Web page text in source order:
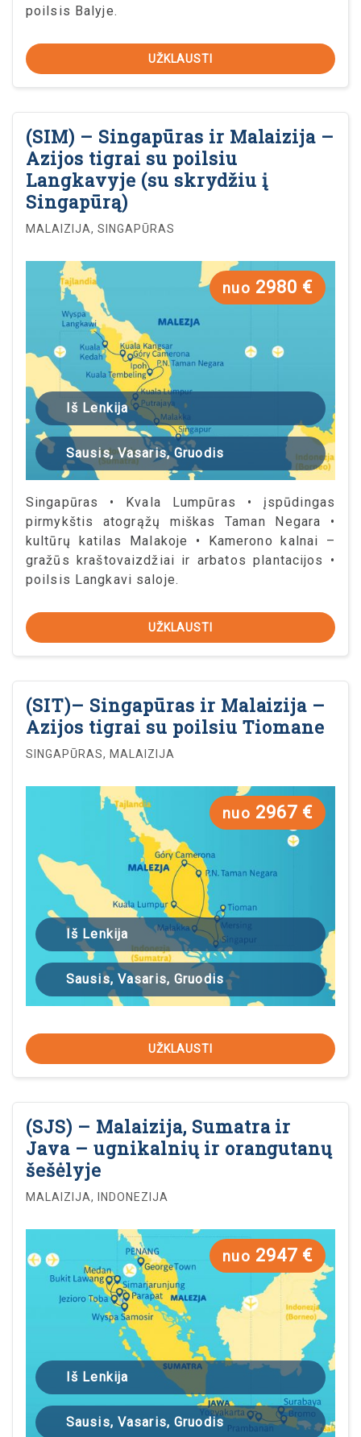
poilsis Balyje.
UŽKLAUSTI
(SIM) – Singapūras ir Malaizija –
Azijos tigrai su poilsiu
Langkavyje (su skrydžiu į
Singapūrą)
MALAIZIJA, SINGAPŪRAS
nuo 2980 €
Iš Lenkija
Sausis, Vasaris, Gruodis
Singapūras • Kvala Lumpūras • įspūdingas
pirmykštis atogrąžų miškas Taman Negara •
kultūrų katilas Malakoje • Kamerono kalnai –
gražūs kraštovaizdžiai ir arbatos plantacijos •
poilsis Langkavi saloje.
UŽKLAUSTI
(SIT)– Singapūras ir Malaizija –
Azijos tigrai su poilsiu Tiomane
SINGAPŪRAS, MALAIZIJA
nuo 2967 €
Iš Lenkija
Sausis, Vasaris, Gruodis
UŽKLAUSTI
(SJS) – Malaizija, Sumatra ir
Java – ugnikalnių ir orangutanų
šešėlyje
MALAIZIJA, INDONEZIJA
nuo 2947 €
Iš Lenkija
Sausis, Vasaris, Gruodis